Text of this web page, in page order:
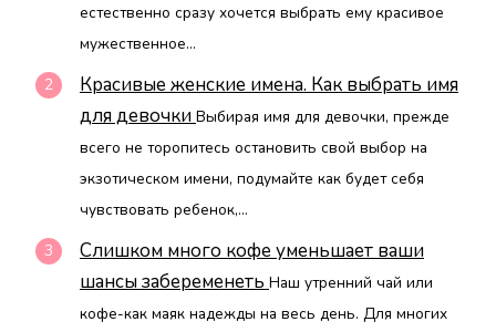
естественно сразу хочется выбрать ему красивое
мужественное...
Красивые женские имена. Как выбрать имя
для девочки Выбирая имя для девочки, прежде
всего не торопитесь остановить свой выбор на
экзотическом имени, подумайте как будет себя
чувствовать ребенок,...
Слишком много кофе уменьшает ваши
шансы забеременеть Наш утренний чай или
кофе-как маяк надежды на весь день. Для многих